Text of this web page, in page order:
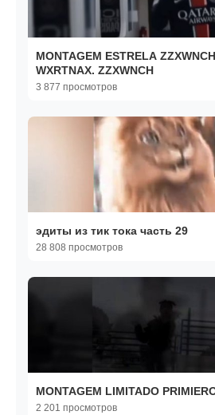
MONTAGEM ESTRELA
WXRTNAX. ZZXWNCH
3 877 просмотров
эдиты из тик тока часть 29
28 808 просмотров
MONTAGEM LIMITADO
2 201 просмотров